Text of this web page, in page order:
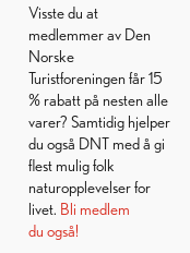
Visste du at
medlemmer av Den
Norske
Turistforeningen får 15
% rabatt på nesten alle
varer? Samtidig hjelper
du også DNT med å gi
flest mulig folk
naturopplevelser for
livet. Bli medlem
du også!